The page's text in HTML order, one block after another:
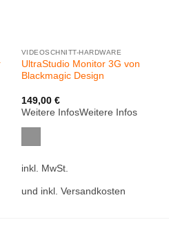
VIDEOSCHNITT-HARDWARE
UltraStudio Monitor 3G von
Blackmagic Design
149,00 €
Weitere InfosWeitere Infos
inkl. MwSt.
und inkl. Versandkosten